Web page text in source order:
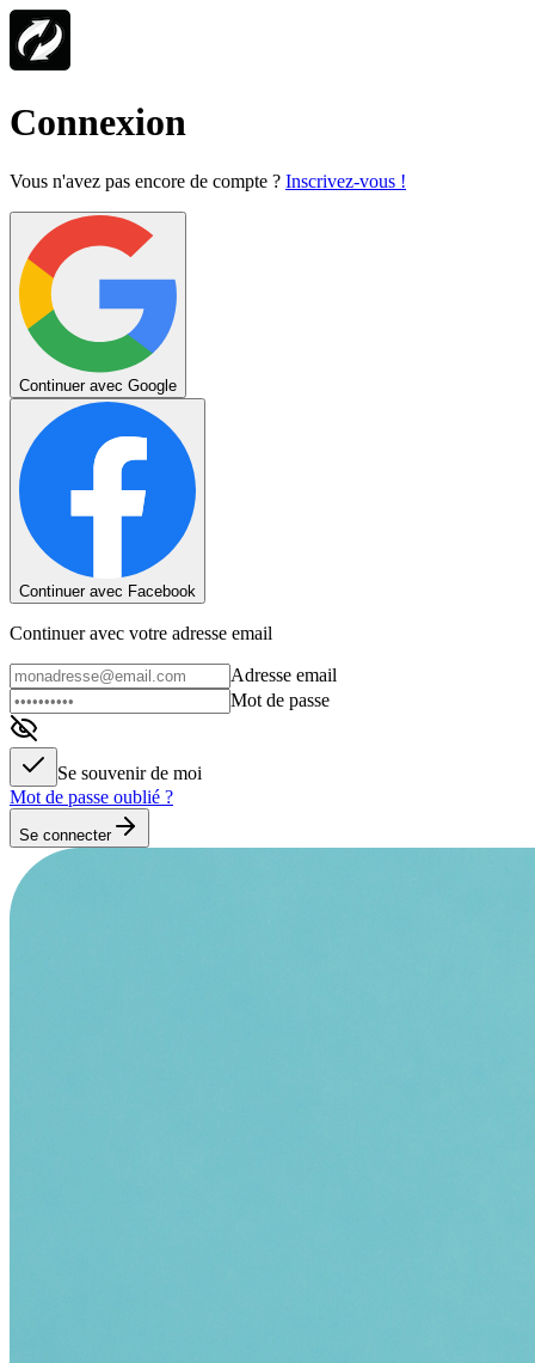
Connexion
Vous n'avez pas encore de compte ? Inscrivez-vous !
Continuer avec Google
Continuer avec Facebook
Continuer avec votre adresse email
Adresse email
Mot de passe
Se souvenir de moi
Mot de passe oublié ?
Se connecter